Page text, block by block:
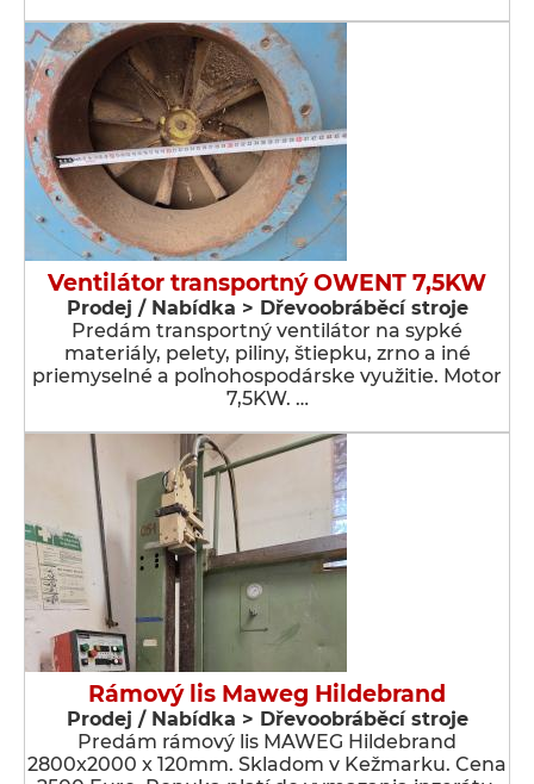
Ventilátor transportný OWENT 7,5KW
Prodej / Nabídka > Dřevoobráběcí stroje
Predám transportný ventilátor na sypké
materiály, pelety, piliny, štiepku, zrno a iné
priemyselné a poľnohospodárske využitie. Motor
7,5KW. …
Rámový lis Maweg Hildebrand
Prodej / Nabídka > Dřevoobráběcí stroje
Predám rámový lis MAWEG Hildebrand
2800x2000 x 120mm. Skladom v Kežmarku. Cena